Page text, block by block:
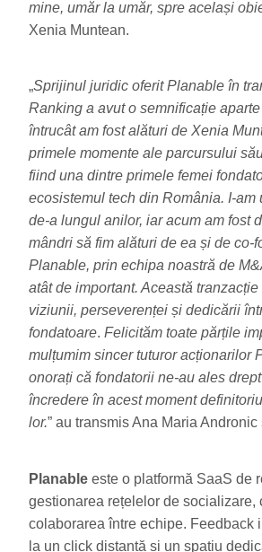
mine, umăr la umăr, spre același
Xenia Muntean.
„Sprijinul juridic oferit Planable în
Ranking a avut o semnificație
întrucât am fost alături de Xenia
primele momente ale parcursului
fiind una dintre primele femei
ecosistemul tech din România. I-am
de-a lungul anilor, iar acum am fost
mândri să fim alături de ea și de co-
Planable, prin echipa noastră de
atât de important. Această
viziunii, perseverenței și dedicării
fondatoare. Felicităm toate părțile
mulțumim sincer tuturor acționarilor
onorați că fondatorii ne-au ales
încredere în acest moment
lor.” au transmis Ana Maria
Planable este o platformă SaaS de
gestionarea rețelelor de socializare,
colaborarea între echipe. Feedback
la un click distanță și un spațiu